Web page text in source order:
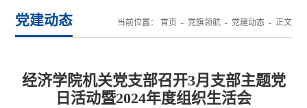
党建动态 当前位置： 首页 - 党旗领航- 党建动态- 正文
经济学院机关党支部召开3月支部主题党
日活动暨2024年度组织生活会